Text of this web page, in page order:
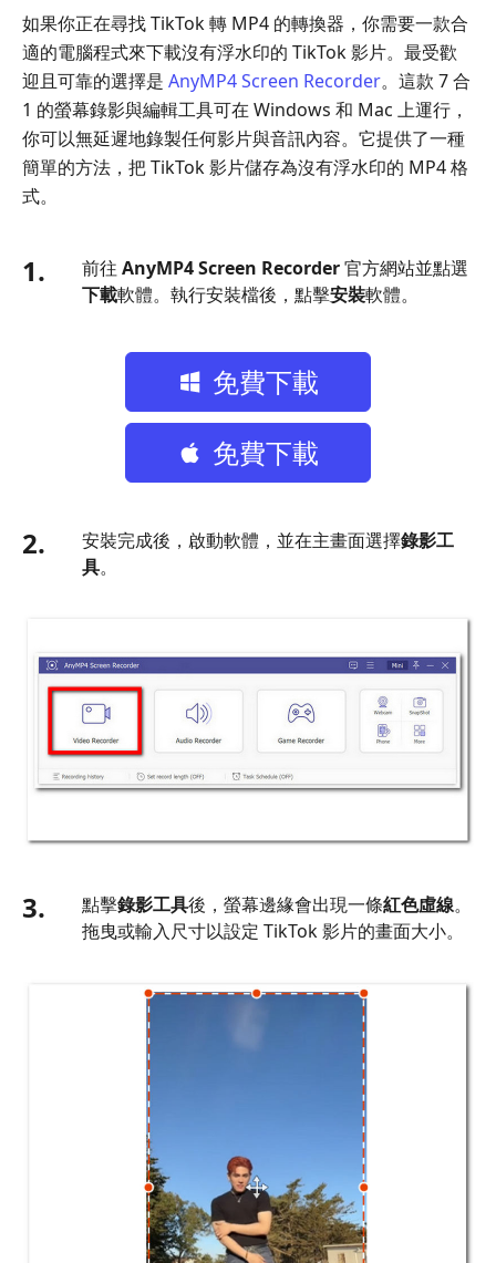
如果你正在尋找 TikTok 轉 MP4 的轉換器，你需要一款合
適的電腦程式來下載沒有浮水印的 TikTok 影片。最受歡
迎且可靠的選擇是 AnyMP4 Screen Recorder。這款 7 合
1 的螢幕錄影與編輯工具可在 Windows 和 Mac 上運行，
你可以無延遲地錄製任何影片與音訊內容。它提供了一種
簡單的方法，把 TikTok 影片儲存為沒有浮水印的 MP4 格
式。
1. 前往 AnyMP4 Screen Recorder官方網站並點選
下載軟體。執行安裝檔後，點擊安裝軟體。
免費下載
免費下載
2. 安裝完成後，啟動軟體，並在主畫面選擇錄影工
具。
3. 點擊錄影工具後，螢幕邊緣會出現一條紅色虛線。
拖曳或輸入尺寸以設定 TikTok 影片的畫面大小。